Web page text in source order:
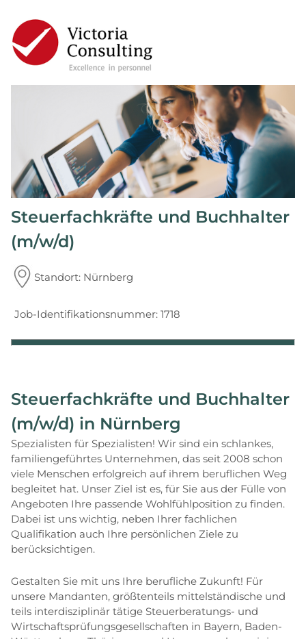
Steuerfachkräfte und Buchhalter
(m/w/d)
Standort: Nürnberg
Job-Identifikationsnummer: 1718
Steuerfachkräfte und Buchhalter
(m/w/d) in Nürnberg
Spezialisten für Spezialisten! Wir sind ein schlankes,
familiengeführtes Unternehmen, das seit 2008 schon
viele Menschen erfolgreich auf ihrem beruflichen Weg
begleitet hat. Unser Ziel ist es, für Sie aus der Fülle von
Angeboten Ihre passende Wohlfühlposition zu finden.
Dabei ist uns wichtig, neben Ihrer fachlichen
Qualifikation auch Ihre persönlichen Ziele zu
berücksichtigen.
Gestalten Sie mit uns Ihre berufliche Zukunft! Für
unsere Mandanten, größtenteils mittelständische und
teils interdisziplinär tätige Steuerberatungs- und
Wirtschaftsprüfungsgesellschaften in Bayern, Baden-